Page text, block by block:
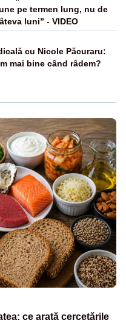
pe termen lung, nu de
luni” - VIDEO
cu Nicole Păcuraru:
mai bine când râdem?
ce arată cercetările